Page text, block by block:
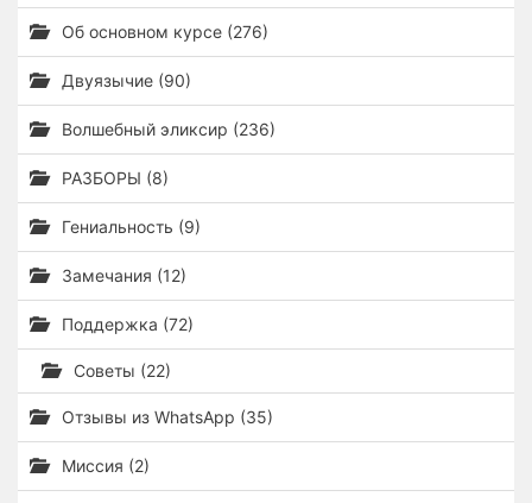
Об основном курсе (276)
Двуязычие (90)
Волшебный эликсир (236)
РАЗБОРЫ (8)
Гениальность (9)
Замечания (12)
Поддержка (72)
Советы (22)
Отзывы из WhatsApp (35)
Миссия (2)